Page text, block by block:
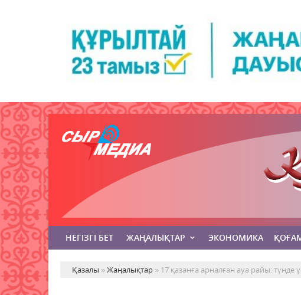
НЕГІЗГІ БЕТ ЖАҢАЛЫҚТАР ЭКОНОМИКА
Қазалы »Жаңалықтар » 17 қазанға арналған ауа райы: түнде